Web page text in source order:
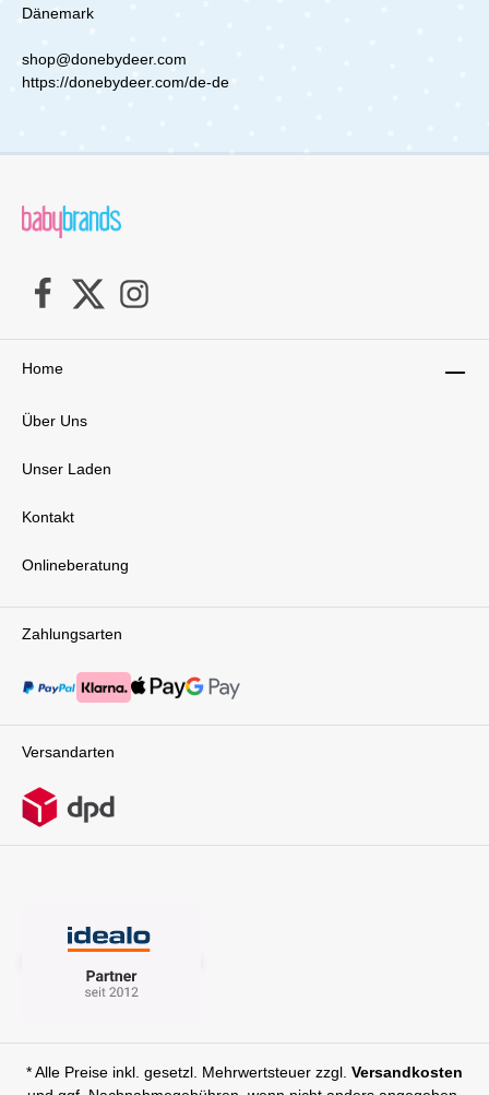
Dänemark
shop@donebydeer.com
https://donebydeer.com/de-de
Zahlungsarten
Versandarten
Home
Über Uns
Unser Laden
Kontakt
Onlineberatung
* Alle Preise inkl. gesetzl. Mehrwertsteuer zzgl. Versandkosten